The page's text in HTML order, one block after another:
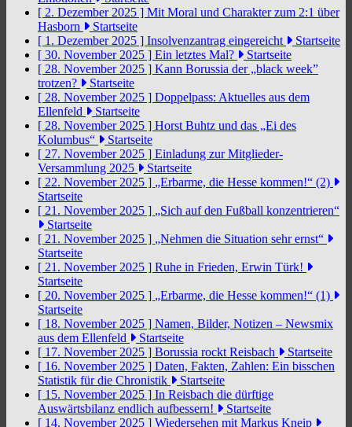
[ 2. Dezember 2025 ] Mit Moral und Charakter zum 2:1 über
Hasborn
Startseite
[ 1. Dezember 2025 ] Insolvenzantrag eingereicht
Startseite
[ 30. November 2025 ] Ein letztes Mal?
Startseite
[ 28. November 2025 ] Kann Borussia der „black week”
trotzen?
Startseite
[ 28. November 2025 ] Doppelpass: Aktuelles aus dem
Ellenfeld
Startseite
[ 28. November 2025 ] Horst Buhtz und das „Ei des
Kolumbus“
Startseite
[ 27. November 2025 ] Einladung zur Mitglieder-
Versammlung 2025
Startseite
[ 22. November 2025 ] „Erbarme, die Hesse kommen!“ (2)
Startseite
[ 21. November 2025 ] „Sich auf den Fußball konzentrieren“
Startseite
[ 21. November 2025 ] „Nehmen die Situation sehr ernst“
Startseite
[ 21. November 2025 ] Ruhe in Frieden, Erwin Türk!
Startseite
[ 20. November 2025 ] „Erbarme, die Hesse kommen!“ (1)
Startseite
[ 18. November 2025 ] Namen, Bilder, Notizen – Newsmix
aus dem Ellenfeld
Startseite
[ 17. November 2025 ] Borussia rockt Reisbach
Startseite
[ 16. November 2025 ] Daten, Fakten, Zahlen: Ein bisschen
Statistik für die Chronistik
Startseite
[ 15. November 2025 ] In Reisbach die dürftige
Auswärtsbilanz endlich aufbessern!
Startseite
[ 14. November 2025 ] Wiedersehen mit Markus Kneip